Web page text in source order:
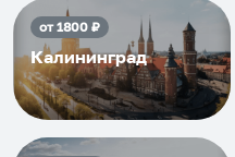
от1800₽
Калининград